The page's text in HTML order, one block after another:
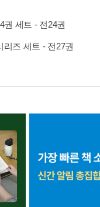
세트 - 전24권
즈 세트 - 전27권